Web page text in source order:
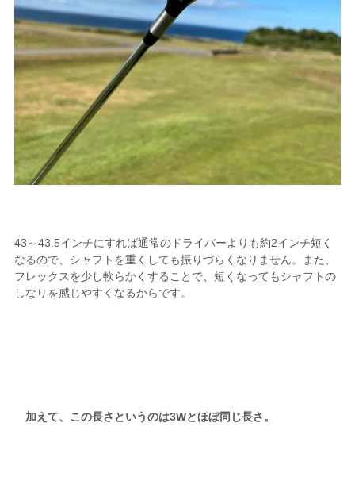
43～43.5インチにすれば通常のドライバーよりも約2インチ短く
なるので、シャフトを重くしても振りづらくなりません。また、
フレックスを少し軟らかくすることで、短くなってもシャフトの
しなりを感じやすくなるからです。
加えて、この長さというのは3Wとほぼ同じ長さ。